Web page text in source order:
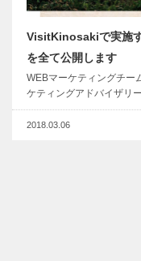
VisitKinosakiで実施
を全て公開します
WEBマーケティングチー
ケティングアドバイザリ
2018.03.06